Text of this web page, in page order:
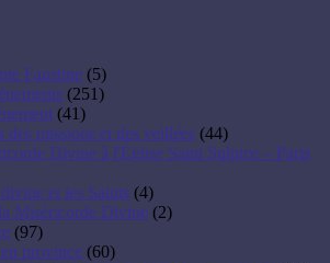
Faustine (5)
(251)
(41)
des missions et des veillées (44)
Divine à l'Église Saint Sulpice – Paris
et les Saints (4)
Miséricorde Divine (2)
(97)
province (60)